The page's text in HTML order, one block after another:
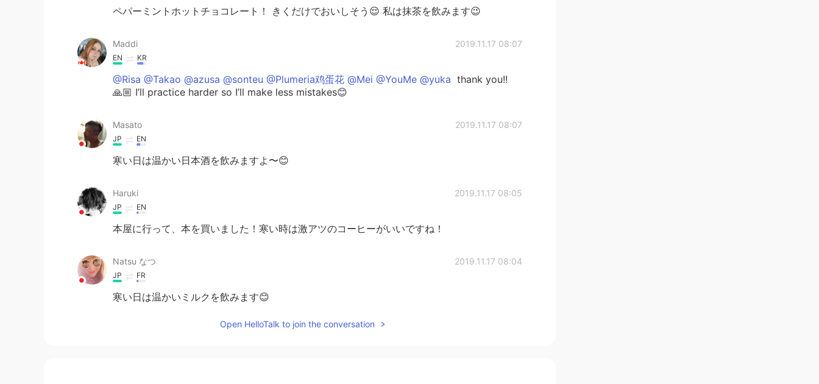
ペパーミントホットチョコレート！ きくだけでおいしそう😌 私は抹茶を飲みます😉
Maddi 2019.11.17 08:07
EN KR
@Risa @Takao @azusa @sonteu @Plumeria鸡蛋花 @Mei @YouMe @yuka thank you!!
🙏🏼 I’ll practice harder so I’ll make less mistakes😊
Masato 2019.11.17 08:07
JP EN
寒い日は温かい日本酒を飲みますよ〜😊
Haruki 2019.11.17 08:05
JP EN
本屋に行って、本を買いました！寒い時は激アツのコーヒーがいいですね！
Natsu なつ 2019.11.17 08:04
JP FR
寒い日は温かいミルクを飲みます😊
Open HelloTalk to join the conversation